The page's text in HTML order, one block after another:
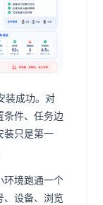
装成功。对
条件、任务边
装只是第一
环境跑通一个
、设备、浏览